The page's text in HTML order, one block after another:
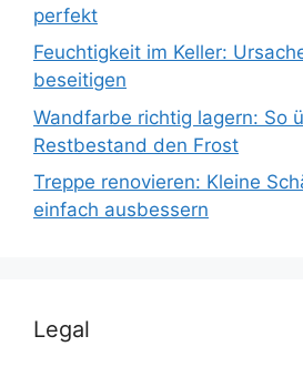
perfekt
Feuchtigkeit im Keller:
beseitigen
Wandfarbe richtig lagern: So
Restbestand den Frost
Treppe renovieren: Kleine
einfach ausbessern
Legal